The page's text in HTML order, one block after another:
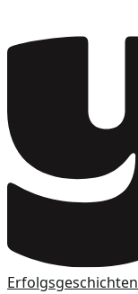
Erfolgsgeschichten